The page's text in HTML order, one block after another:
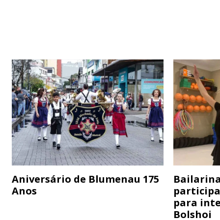
Aniversário de Blumenau 175
Anos
para
Bolshoi